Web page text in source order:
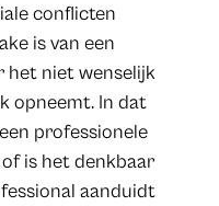
conflicten
is van een
het niet wenselijk
opneemt. In dat
professionele
is het denkbaar
aanduidt